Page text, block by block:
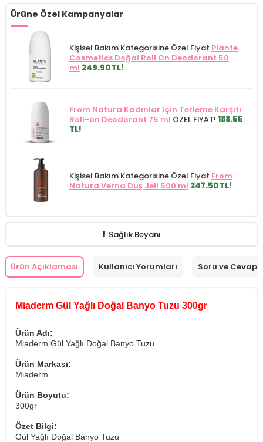
Ürüne Özel Kampanyalar
Kişisel Bakım Kategorisine Özel Fiyat Plante
Cosmetics Doğal Roll On Deodorant 50
ml 249.90 TL!
From Natura Kadınlar İçin Terleme Karşıtı
Roll-on Deodorant 75 ml ÖZEL FİYAT! 188.55
TL!
Kişisel Bakım Kategorisine Özel Fiyat From
Natura Verna Duş Jeli 500 ml 247.50 TL!
Sağlık Beyanı
Ürün Açıklaması Kullanıcı Yorumları Soru ve Cevap
Miaderm Gül Yağlı Doğal Banyo Tuzu 300gr
Ürün Adı:
Miaderm Gül Yağlı Doğal Banyo Tuzu
Ürün Markası:
Miaderm
Ürün Boyutu:
300gr
Özet Bilgi:
Gül Yağlı Doğal Banyo Tuzu